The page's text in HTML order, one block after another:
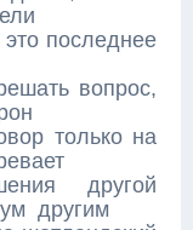
последнее
вопрос,
только на
другой
другим